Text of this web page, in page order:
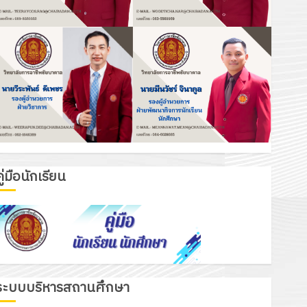
อนักเรียน
บบบริหารสถานศึกษา